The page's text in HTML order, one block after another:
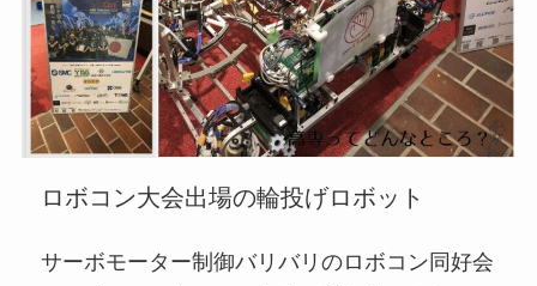
ロボコン大会出場の輪投げロボット
サーボモーター制御バリバリのロボコン同好会